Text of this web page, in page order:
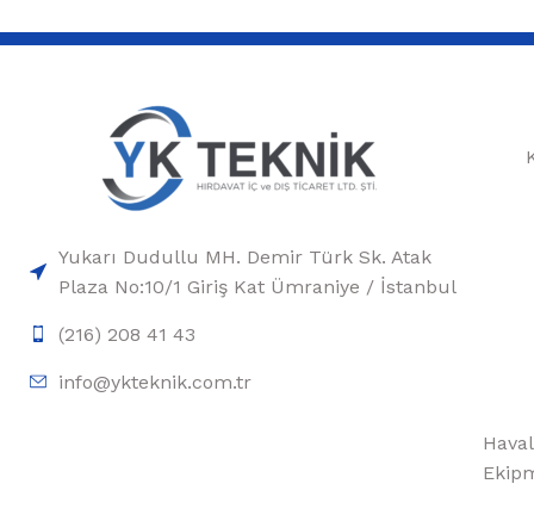
Yukarı Dudullu MH. Demir Türk Sk. Atak
Plaza No:10/1 Giriş Kat Ümraniye / İstanbul
(216) 208 41 43
info@ykteknik.com.tr